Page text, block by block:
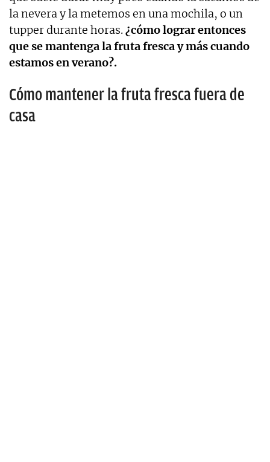
la nevera y la metemos en una mochila, o un
tupper durante horas.¿cómo lograr entonces
que se mantenga la fruta fresca y más cuando
estamos en verano?.
Cómo mantener la fruta fresca fuera de
casa